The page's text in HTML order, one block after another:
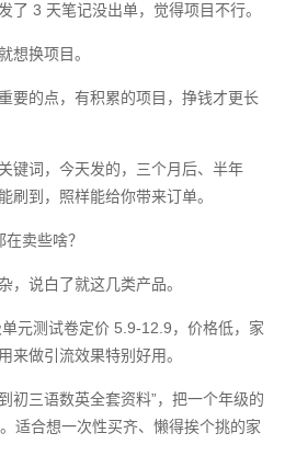
了 3 天笔记没出单，觉得项目不行。
想换项目。
要的点，有积累的项目，挣钱才更长
键词，今天发的，三个月后、半年
刷到，照样能给你带来订单。
卖些啥？
，说白了就这几类产品。
元测试卷定价 5.9-12.9，价格低，家
来做引流效果特别好用。
初三语数英全套资料”，把一个年级的
适合想一次性买齐、懒得挨个挑的家